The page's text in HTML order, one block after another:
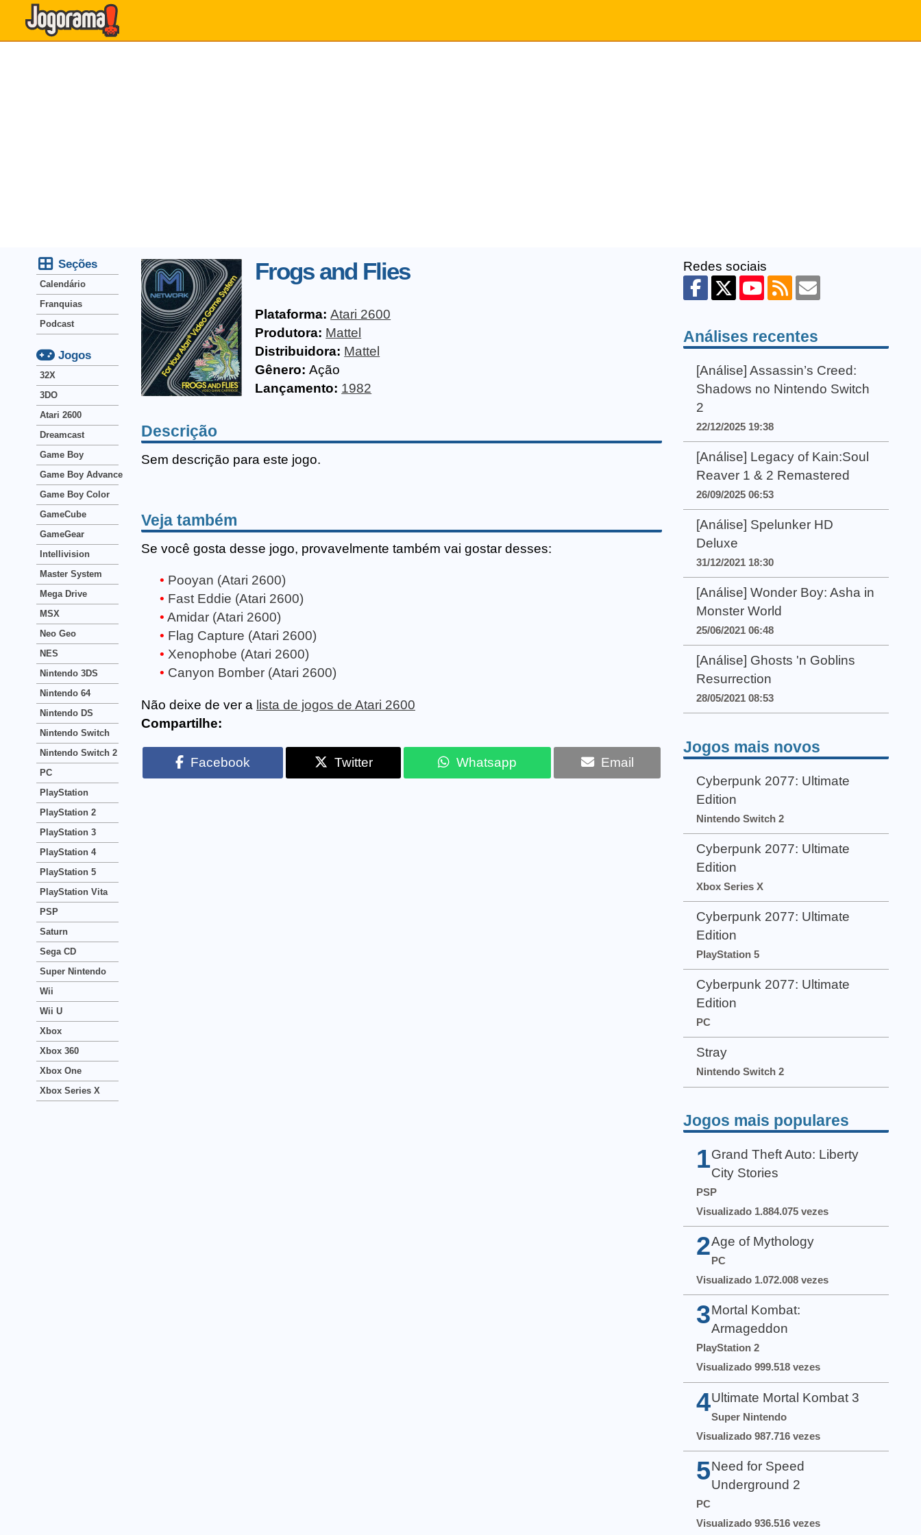
Frogs and Flies
Plataforma: Atari 2600
Produtora: Mattel
Distribuidora: Mattel
Gênero: Ação
Lançamento: 1982
Descrição
Sem descrição para este jogo.
Veja também
Se você gosta desse jogo, provavelmente também vai gostar desses:
Pooyan (Atari 2600)
Fast Eddie (Atari 2600)
Amidar (Atari 2600)
Flag Capture (Atari 2600)
Xenophobe (Atari 2600)
Canyon Bomber (Atari 2600)
Não deixe de ver a lista de jogos de Atari 2600
Compartilhe:
Facebook Twitter Whatsapp Email
Seções
Calendário
Franquias
Podcast
Jogos
32X
3DO
Atari 2600
Dreamcast
Game Boy
Game Boy Advance
Game Boy Color
GameCube
GameGear
Intellivision
Master System
Mega Drive
MSX
Neo Geo
NES
Nintendo 3DS
Nintendo 64
Nintendo DS
Nintendo Switch
Nintendo Switch 2
PC
PlayStation
PlayStation 2
PlayStation 3
PlayStation 4
PlayStation 5
PlayStation Vita
PSP
Saturn
Sega CD
Super Nintendo
Wii
Wii U
Xbox
Xbox 360
Xbox One
Xbox Series X
Redes sociais
Análises recentes
[Análise] Assassin’s Creed:
Shadows no Nintendo Switch
2
22/12/2025 19:38
[Análise] Legacy of Kain:Soul
Reaver 1 & 2 Remastered
26/09/2025 06:53
[Análise] Spelunker HD
Deluxe
31/12/2021 18:30
[Análise] Wonder Boy: Asha in
Monster World
25/06/2021 06:48
[Análise] Ghosts 'n Goblins
Resurrection
28/05/2021 08:53
Jogos mais novos
Cyberpunk 2077: Ultimate
Edition
Nintendo Switch 2
Cyberpunk 2077: Ultimate
Edition
Xbox Series X
Cyberpunk 2077: Ultimate
Edition
PlayStation 5
Cyberpunk 2077: Ultimate
Edition
PC
Stray
Nintendo Switch 2
Jogos mais populares
1 Grand Theft Auto: Liberty
City Stories
PSP
Visualizado 1.884.075 vezes
2Age of Mythology
PC
Visualizado 1.072.008 vezes
3 Mortal Kombat:
Armageddon
PlayStation 2
Visualizado 999.518 vezes
4 Ultimate Mortal Kombat 3
Super Nintendo
Visualizado 987.716 vezes
5 Need for Speed
Underground 2
PC
Visualizado 936.516 vezes